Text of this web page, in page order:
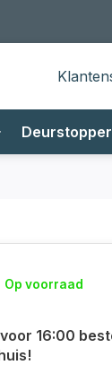
Op voorraad
16:00